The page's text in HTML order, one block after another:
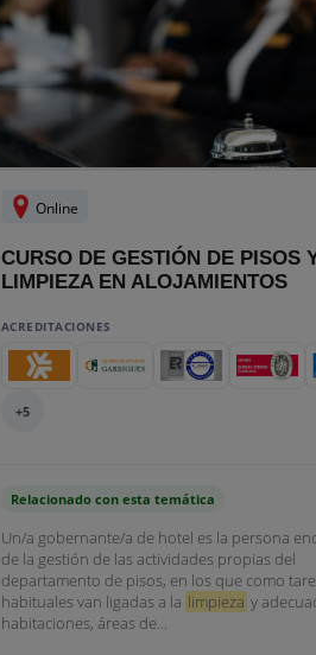
Online
CURSO DE GESTIÓN DE PISOS
LIMPIEZA EN ALOJAMIENTOS
ACREDITACIONES
+5
Relacionado con esta temática
Un/a gobernante/a de hotel es la persona
de la gestión de las actividades propias del
departamento de pisos, en los que como
habituales van ligadas a la limpieza y
habitaciones, áreas de...